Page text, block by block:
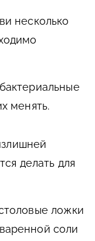
несколько
менять.
делать для
ложки
соли